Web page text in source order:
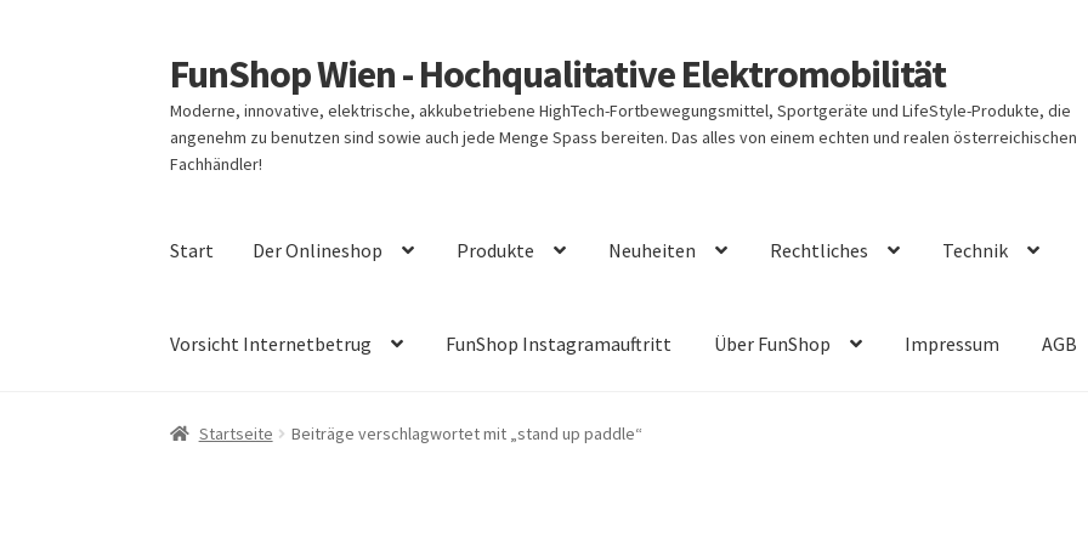
Zur
Navigation
springen
Zum
Inhalt
springen
FunShop Wien - Hochqualitative Elektromobilität
Moderne, innovative, elektrische, akkubetriebene HighTech-Fortbewegungsmittel, Sportgeräte und LifeStyle-Produkte, die
angenehm zu benutzen sind sowie auch jede Menge Spass bereiten. Das alles von einem echten und realen österreichischen
Fachhändler!
Start Der Onlineshop Produkte Neuheiten Rechtliches Technik
Vorsicht Internetbetrug FunShop Instagramauftritt Über FunShop Impressum AGB
Startseite Beiträge verschlagwortet mit „stand up paddle“